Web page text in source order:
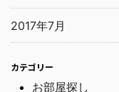
2017年7月
カテゴリー
お部屋探し